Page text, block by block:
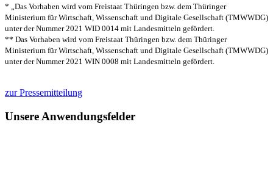
* „Das Vorhaben wird vom Freistaat Thüringen bzw. dem Thüringer
Ministerium für Wirtschaft, Wissenschaft und Digitale Gesellschaft (TMWWDG)
unter der Nummer 2021 WID 0014 mit Landesmitteln gefördert.
** Das Vorhaben wird vom Freistaat Thüringen bzw. dem Thüringer
Ministerium für Wirtschaft, Wissenschaft und Digitale Gesellschaft (TMWWDG)
unter der Nummer 2021 WIN 0008 mit Landesmitteln gefördert.
zur Pressemitteilung
Unsere Anwendungsfelder